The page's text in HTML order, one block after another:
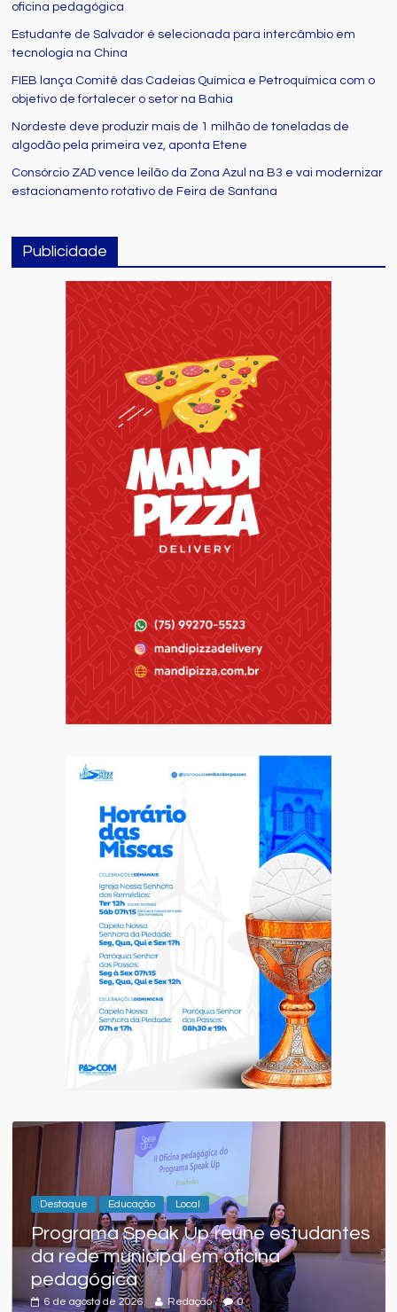
oficina pedagógica
Estudante de Salvador é selecionada para intercâmbio em
tecnologia na China
FIEB lança Comitê das Cadeias Química e Petroquímica com o
objetivo de fortalecer o setor na Bahia
Nordeste deve produzir mais de 1 milhão de toneladas de
algodão pela primeira vez, aponta Etene
Consórcio ZAD vence leilão da Zona Azul na B3 e vai modernizar
estacionamento rotativo de Feira de Santana
Publicidade
Destaque Educação Local
Programa Speak Up reúne estudantes
da rede municipal em oficina
pedagógica
6 de agosto de 2026 Redação 0